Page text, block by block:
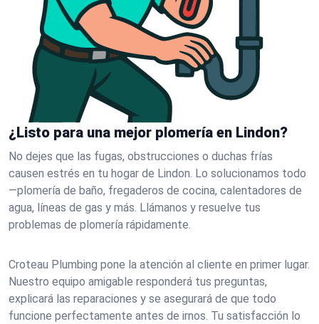
¿Listo para una mejor plomería en Lindon?
No dejes que las fugas, obstrucciones o duchas frías
causen estrés en tu hogar de Lindon. Lo solucionamos todo
—plomería de baño, fregaderos de cocina, calentadores de
agua, líneas de gas y más. Llámanos y resuelve tus
problemas de plomería rápidamente.
Croteau Plumbing pone la atención al cliente en primer lugar.
Nuestro equipo amigable responderá tus preguntas,
explicará las reparaciones y se asegurará de que todo
funcione perfectamente antes de irnos. Tu satisfacción lo